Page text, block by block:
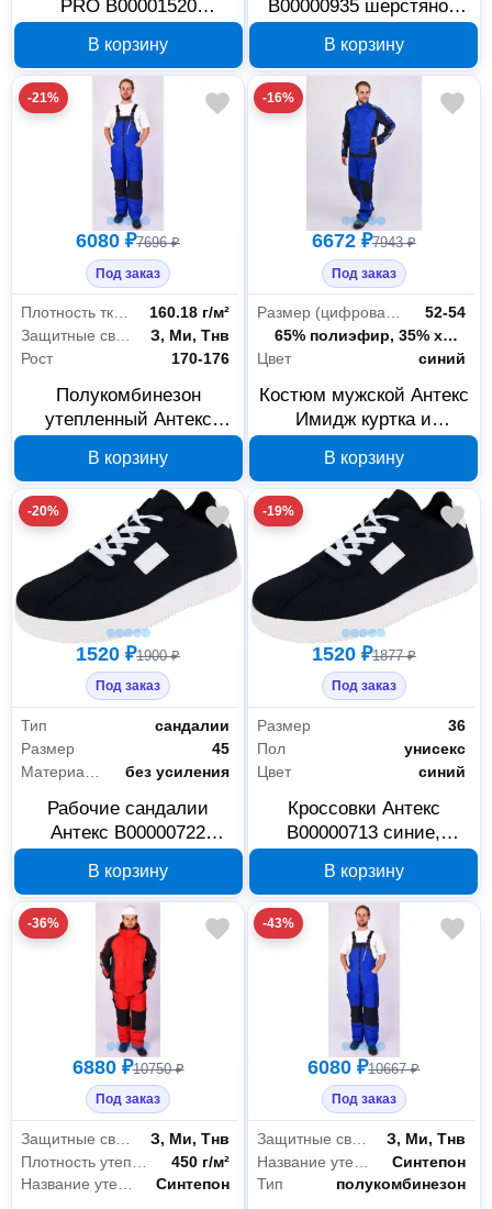
PRO В00001520
44
В корзину
В00000935 шерстяной
резина размер 37
В корзину
-21%
6080 ₽7696 ₽
Под заказ
Плотность ткани
160.18 г/м²
З, Ми, Тнв
Рост
170-176
Полукомбинезон
утепленный Антекс
темно-синий В00001348
В корзину
-16%
6672 ₽7943 ₽
Под заказ
Размер (цифровая система маркировки)
52-54
Состав ткани
65% полиэфир, 35% хлопок
Цвет
синий
Костюм мужской Антекс
Имидж куртка и
васильковый/синий
В00001046
В корзину
-20%
1520 ₽1900 ₽
Под заказ
Тип
сандалии
Размер
45
без усиления
Рабочие сандалии
Антекс В00000722
В корзину
-19%
1520 ₽1877 ₽
Под заказ
Размер
36
Пол
унисекс
Цвет
синий
Кроссовки Антекс
В00000713 синие,
В корзину
-36%
6880 ₽10750 ₽
Под заказ
З, Ми, Тнв
450 г/м²
Название утеплителя
Синтепон
-43%
6080 ₽10667 ₽
Под заказ
Защитные свойства
З, Ми, Тнв
Синтепон
Тип
полукомбинезон